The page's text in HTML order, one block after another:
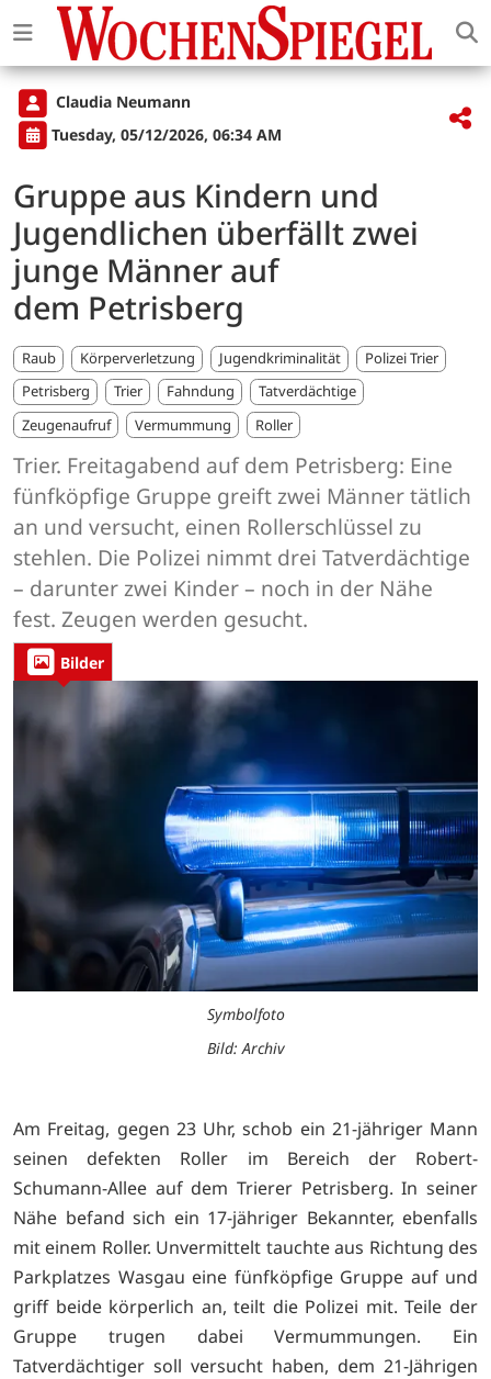
Claudia Neumann
Tuesday, 05/12/2026, 06:34 AM
Gruppe aus Kindern und
Jugendlichen überfällt zwei
junge Männer auf
dem Petrisberg
Raub Körperverletzung Jugendkriminalität
Polizei Trier
Petrisberg
Trier Fahndung
Tatverdächtige
Zeugenaufruf
Vermummung Roller
Trier. Freitagabend auf dem Petrisberg: Eine
fünfköpfige Gruppe greift zwei Männer tätlich
an und versucht, einen Rollerschlüssel zu
stehlen. Die Polizei nimmt drei Tatverdächtige
– darunter zwei Kinder – noch in der Nähe
fest. Zeugen werden gesucht.
Bilder
Symbolfoto
Bild: Archiv
Am Freitag, gegen 23 Uhr, schob ein 21-jähriger Mann
seinen defekten Roller im Bereich der Robert-
Schumann-Allee auf dem Trierer Petrisberg. In seiner
Nähe befand sich ein 17-jähriger Bekannter, ebenfalls
mit einem Roller. Unvermittelt tauchte aus Richtung des
Parkplatzes Wasgau eine fünfköpfige Gruppe auf und
griff beide körperlich an, teilt die Polizei mit. Teile der
Gruppe trugen dabei Vermummungen. Ein
Tatverdächtiger soll versucht haben, dem 21-Jährigen